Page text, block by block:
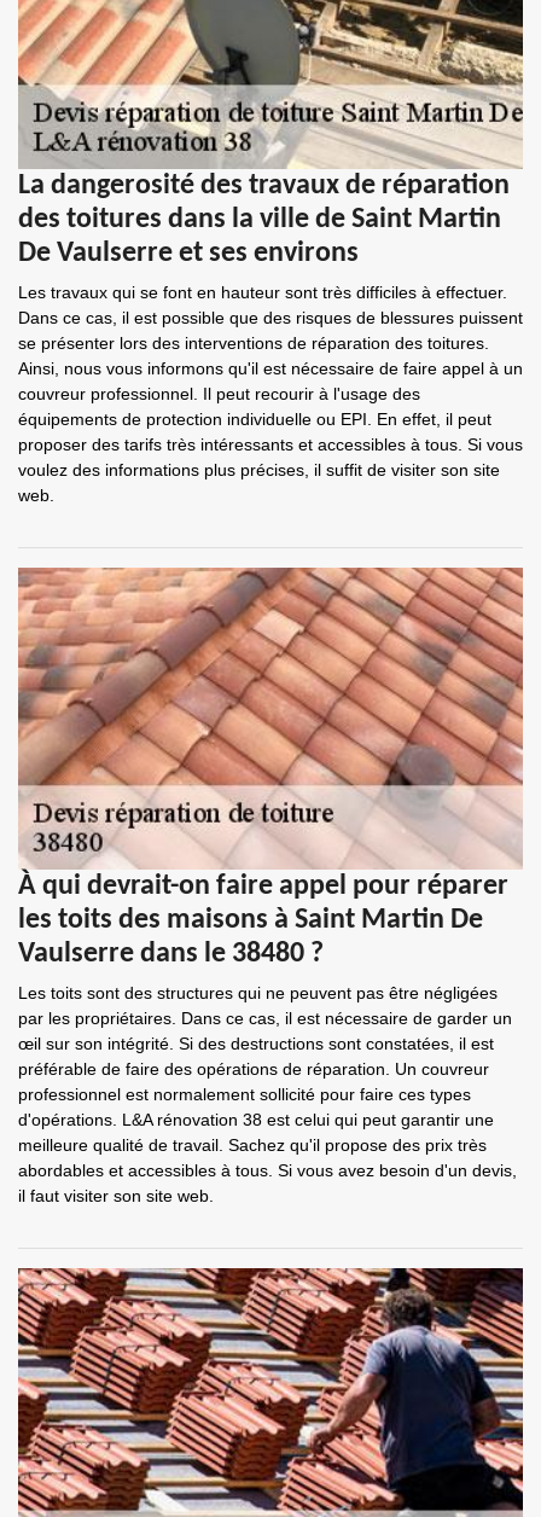
La dangerosité des travaux de réparation
des toitures dans la ville de Saint Martin
De Vaulserre et ses environs
Les travaux qui se font en hauteur sont très difficiles à effectuer.
Dans ce cas, il est possible que des risques de blessures puissent
se présenter lors des interventions de réparation des toitures.
Ainsi, nous vous informons qu'il est nécessaire de faire appel à un
couvreur professionnel. Il peut recourir à l'usage des
équipements de protection individuelle ou EPI. En effet, il peut
proposer des tarifs très intéressants et accessibles à tous. Si vous
voulez des informations plus précises, il suffit de visiter son site
web.
À qui devrait-on faire appel pour réparer
les toits des maisons à Saint Martin De
Vaulserre dans le 38480 ?
Les toits sont des structures qui ne peuvent pas être négligées
par les propriétaires. Dans ce cas, il est nécessaire de garder un
œil sur son intégrité. Si des destructions sont constatées, il est
préférable de faire des opérations de réparation. Un couvreur
professionnel est normalement sollicité pour faire ces types
d'opérations. L&A rénovation 38 est celui qui peut garantir une
meilleure qualité de travail. Sachez qu'il propose des prix très
abordables et accessibles à tous. Si vous avez besoin d'un devis,
il faut visiter son site web.